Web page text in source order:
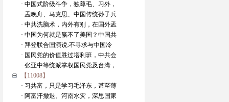
· 中国式阶级斗争，独尊毛、习外，
· 孟晚舟、马克思、中国传统孙子兵
· 中共洗脑术，内外有别，在国外孟
· 中国为何就是赢不了美国？中国共
· 拜登联合国演说:不寻求与中国冷
· 国民党的价值胜过塔利班，中共会
· 张亚中等统派掌权国民党及台湾，
【11008】
· 习共富，只是学习毛泽东，甚至薄
· 阿富汗撤退、河南水灾，深思国家